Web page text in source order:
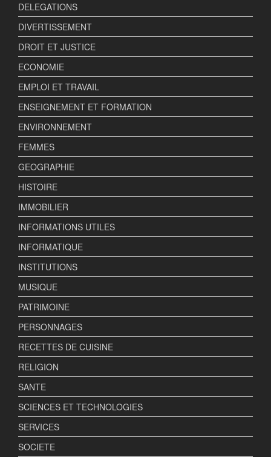
DELEGATIONS
DIVERTISSEMENT
DROIT ET JUSTICE
ECONOMIE
EMPLOI ET TRAVAIL
ENSEIGNEMENT ET FORMATION
ENVIRONNEMENT
FEMMES
GEOGRAPHIE
HISTOIRE
IMMOBILIER
INFORMATIONS UTILES
INFORMATIQUE
INSTITUTIONS
MUSIQUE
PATRIMOINE
PERSONNAGES
RECETTES DE CUISINE
RELIGION
SANTE
SCIENCES ET TECHNOLOGIES
SERVICES
SOCIETE